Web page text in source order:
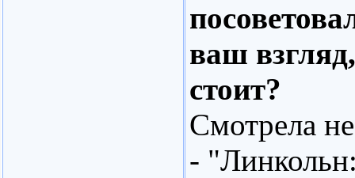
ваш
стоит?
Смотрела
-